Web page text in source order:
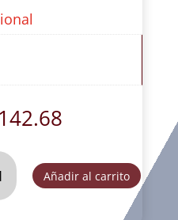
142.68
Añadir al carrito